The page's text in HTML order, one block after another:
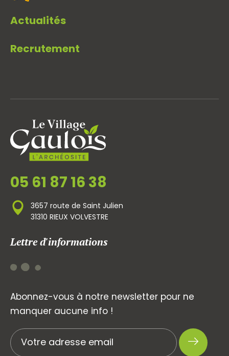
Actualités
Recrutement
05 61 87 16 38
3657 route de Saint Julien
31310 RIEUX VOLVESTRE
Lettre d'informations
Abonnez-vous à notre newsletter pour ne
manquer aucune info !